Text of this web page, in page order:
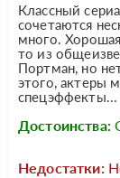
Классный
сочетаются
много.
то из
Портман, но
этого, актеры
спецэффекты...
Достоинства:
Недостатки: